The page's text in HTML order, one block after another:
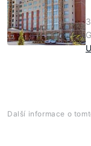
Další informace o